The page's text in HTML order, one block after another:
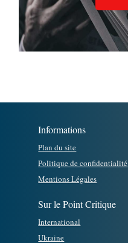
Informations
Plan du site
Politique de confidentialité
Mentions Légales
Sur le Point Critique
International
Ukraine